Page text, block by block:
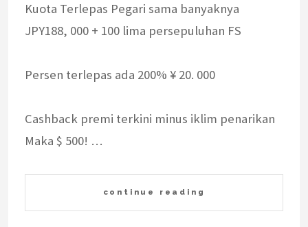
Kuota Terlepas Pegari sama banyaknya
JPY188, 000 + 100 lima persepuluhan FS
Persen terlepas ada 200% ¥ 20. 000
Cashback premi terkini minus iklim penarikan
Maka $ 500! …
continue reading